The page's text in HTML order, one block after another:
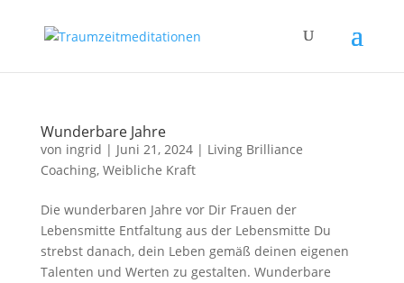
Wunderbare Jahre
von ingrid | Juni 21, 2024| Living Brilliance
Coaching, Weibliche Kraft
Die wunderbaren Jahre vor Dir Frauen der
Lebensmitte Entfaltung aus der Lebensmitte Du
strebst danach, dein Leben gemäß deinen eigenen
Talenten und Werten zu gestalten. Wunderbare